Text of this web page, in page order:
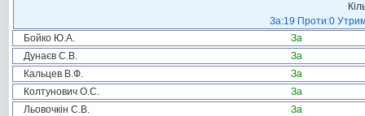
За:19 Проти:0
Бойко Ю.А.
За
Дунаєв С.В.
За
Кальцев В.Ф.
За
Колтунович О.С.
За
Льовочкін С.В.
За